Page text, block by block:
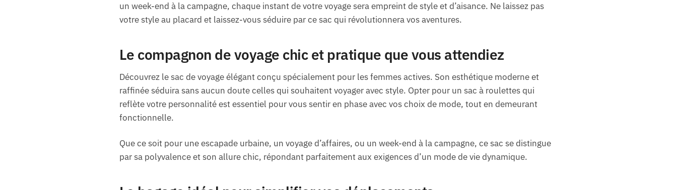
un week-end à la campagne, chaque instant de votre voyage sera empreint de style et d’aisance. Ne laissez pas
votre style au placard et laissez-vous séduire par ce sac qui révolutionnera vos aventures.
Le compagnon de voyage chic et pratique que vous attendiez
Découvrez le sac de voyage élégant conçu spécialement pour les femmes actives. Son esthétique moderne et
raffinée séduira sans aucun doute celles qui souhaitent voyager avec style. Opter pour un sac à roulettes qui
reflète votre personnalité est essentiel pour vous sentir en phase avec vos choix de mode, tout en demeurant
fonctionnelle.
Que ce soit pour une escapade urbaine, un voyage d’affaires, ou un week-end à la campagne, ce sac se distingue
par sa polyvalence et son allure chic, répondant parfaitement aux exigences d’un mode de vie dynamique.